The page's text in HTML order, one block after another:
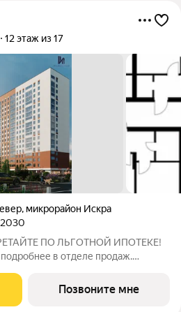
12 этаж из 17
, микрорайон Искра
2030
ПО ЛЬГОТНОЙ ИПОТЕКЕ!
в отделе продаж.
найдётся своё пространство:
и
Позвоните мне